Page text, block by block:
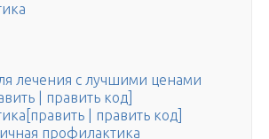
лечения с лучшими ценами
| править код]
| править код]
профилактика